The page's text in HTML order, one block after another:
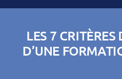
PubliezLES 7 CRITÈRES
D’UNE